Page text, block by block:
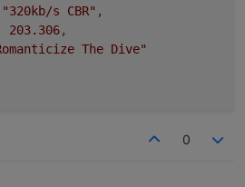
"320kb/s CBR" ,
203.306,
The Dive"
0